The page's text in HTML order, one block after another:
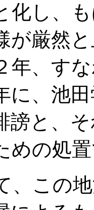
化し、
が厳然
年、す
に、池
謗と、
めの処
この